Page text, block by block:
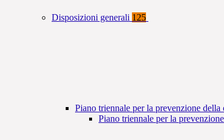
Disposizioni generali 125
Piano triennale per la prevenzione della
Piano triennale per la